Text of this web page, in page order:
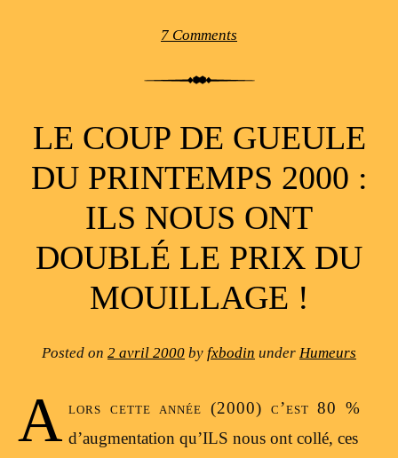
7 Comments
LE COUP DE GUEULE
DU PRINTEMPS 2000 :
ILS NOUS ONT
DOUBLÉ LE PRIX DU
MOUILLAGE !
Posted on 2 avril 2000 by fxbodin under Humeurs
A lors cette année (2000) c’est 80 %
d’augmentation qu’ILS nous ont collé, ces